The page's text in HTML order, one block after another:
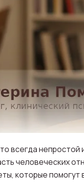
всегда непростой
человеческих
которые